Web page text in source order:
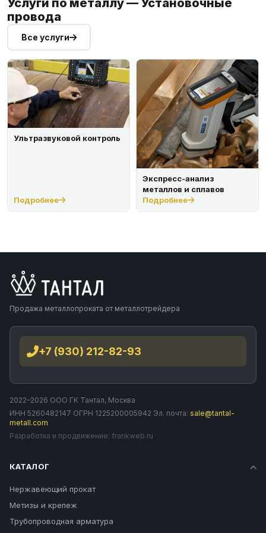
Услуги по металлу — Установочные
провода
Все услуги
Ультразвуковой контроль
Подробнее
Экспресс-анализ
металлов и сплавов
Подробнее
Продажа металлопроката от металлотрейдера
+7 (930) 212-82-93
2022–2026 ООО ГК Тантал, Москва
ИНН 5260482147 ОГРН 1225200005942 Эл. почта: sale@tantal-
metall.com
Разработка и продвижение: frankweb.ru
КАТАЛОГ
Нержавеющий прокат
Метизы и крепеж
Трубопроводная арматура